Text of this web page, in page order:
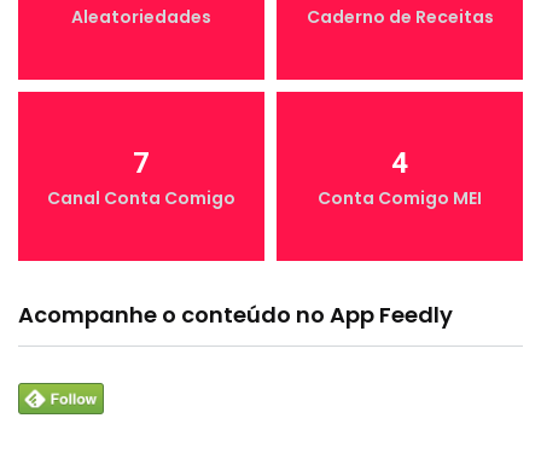
Aleatoriedades Caderno de Receitas
7
Canal Conta Comigo
4
Conta Comigo MEI
Acompanhe o conteúdo no App Feedly